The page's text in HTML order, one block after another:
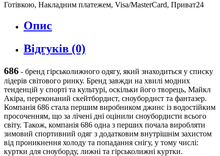
Готівкою, Накладним платежем, Visa/MasterCard, Приват24
Опис
Відгуків (0)
686 - бренд гірськолижного одягу, який знаходиться у списку
лідерів світового ринку. Бренд завжди на хвилі модних
тенденцій у спорті та культурі, оскільки його творець, Майкл
Акіра, переконаний скейтбордист, сноубордист та фантазер.
Компанія 686 стала першим виробником джинс із водостійким
просоченням, що за лічені дні оцінили сноубордисти всього
світу. Також, компанія 686 одна з перших почала виробляти
зимовий спортивний одяг з додатковим внутрішнім захистом
від проникнення холоду та попадання снігу, у тому числі:
куртки для сноуборду, лижні та гірськолижні куртки.